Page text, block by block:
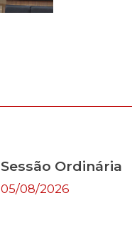
Sessão Ordinária
05/08/2026